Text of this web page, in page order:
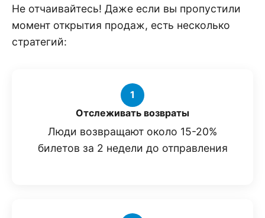
Не отчаивайтесь! Даже если вы пропустили
момент открытия продаж, есть несколько
стратегий:
1
Отслеживать возвраты
Люди возвращают около 15-20%
билетов за 2 недели до отправления